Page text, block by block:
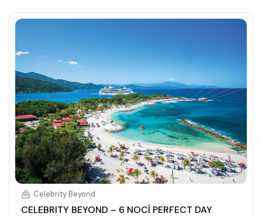
Celebrity Beyond
CELEBRITY BEYOND – 6 NOCÍ PERFECT DAY